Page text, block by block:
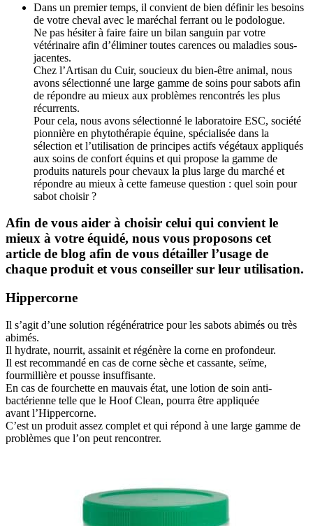
Dans un premier temps, il convient de bien définir les besoins
de votre cheval avec le maréchal ferrant ou le podologue.
Ne pas hésiter à faire faire un bilan sanguin par votre
vétérinaire afin d’éliminer toutes carences ou maladies sous-
jacentes.
Chez l’Artisan du Cuir, soucieux du bien-être animal, nous
avons sélectionné une large gamme de soins pour sabots afin
de répondre au mieux aux problèmes rencontrés les plus
récurrents.
Pour cela, nous avons sélectionné le laboratoire ESC, société
pionnière en phytothérapie équine, spécialisée dans la
sélection et l’utilisation de principes actifs végétaux appliqués
aux soins de confort équins et qui propose la gamme de
produits naturels pour chevaux la plus large du marché et
répondre au mieux à cette fameuse question : quel soin pour
sabot choisir ?
Afin de vous aider à choisir celui qui convient le
mieux à votre équidé, nous vous proposons cet
article de blog afin de vous détailler l’usage de
chaque produit et vous conseiller sur leur utilisation.
Hippercorne
Il s’agit d’une solution régénératrice pour les sabots abimés ou très
abimés.
Il hydrate, nourrit, assainit et régénère la corne en profondeur.
Il est recommandé en cas de corne sèche et cassante, seïme,
fourmillière et pousse insuffisante.
En cas de fourchette en mauvais état, une lotion de soin anti-
bactérienne telle que le Hoof Clean, pourra être appliquée
avant l’Hippercorne.
C’est un produit assez complet et qui répond à une large gamme de
problèmes que l’on peut rencontrer.